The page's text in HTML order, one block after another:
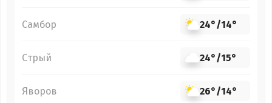
Самбор 24°/14°
Стрый 24°/15°
Яворов 26°/14°